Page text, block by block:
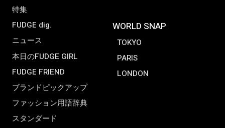
特集
FUDGE dig.
ニュース
本日のFUDGE GIRL
FUDGE FRIEND
ブランドピックアップ
ファッション用語辞典
スタンダード
WORLD SNAP
TOKYO
PARIS
LONDON